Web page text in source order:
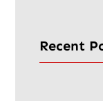
Recent